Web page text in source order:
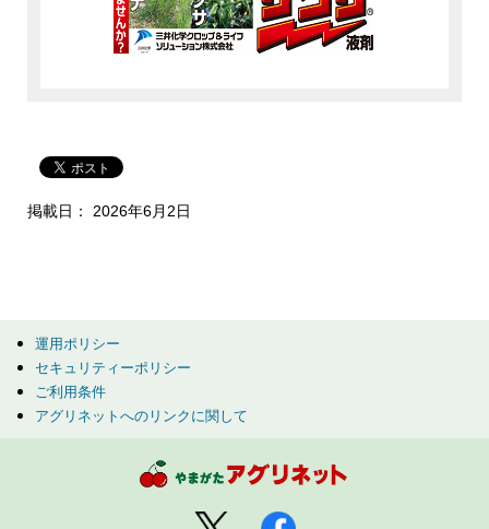
掲載日： 2026年6月2日
運用ポリシー
セキュリティーポリシー
ご利用条件
アグリネットへのリンクに関して